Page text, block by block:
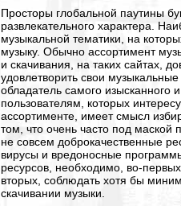
Просторы глобальной паутины
развлекательного характера.
музыкальной тематики, на
музыку. Обычно ассортимент
и скачивания, на таких сайтах,
удовлетворить свои
обладатель самого изысканного
пользователям, которых
ассортименте, имеет смысл
том, что очень часто под
не совсем доброкачественные
вирусы и вредоносные
ресурсов, необходимо, во-
вторых, соблюдать хотя бы
скачивании музыки.